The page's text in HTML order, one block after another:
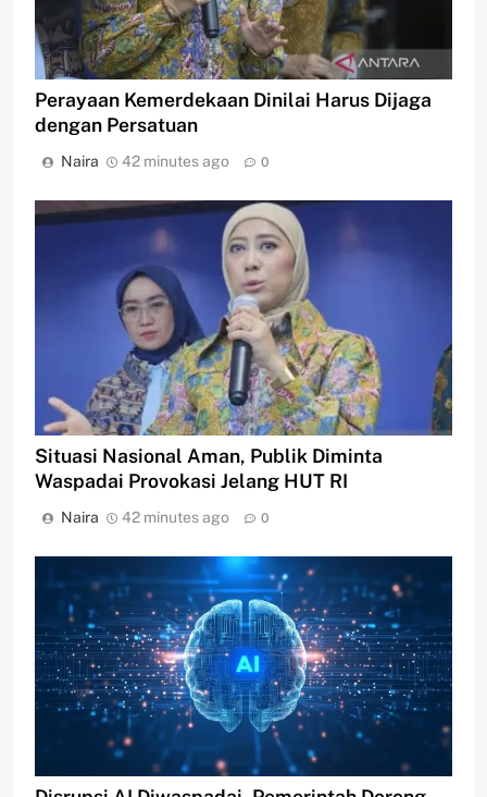
Perayaan Kemerdekaan Dinilai Harus Dijaga
dengan Persatuan
Naira 42 minutes ago 0
Situasi Nasional Aman, Publik Diminta
Waspadai Provokasi Jelang HUT RI
Naira 42 minutes ago 0